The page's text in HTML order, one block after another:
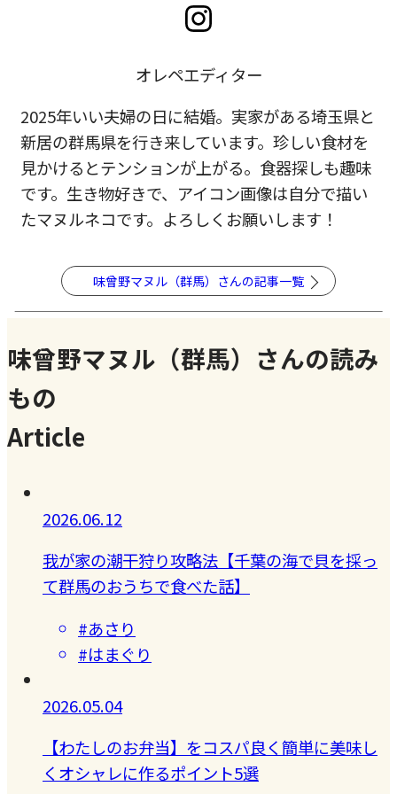
オレペエディター
2025年いい夫婦の日に結婚。 実家がある埼玉県と
新居の群馬県を行き来しています。 珍しい食材を
見かけるとテンションが上がる。 食器探しも趣味
です。生き物好きで、 アイコン画像は自分で描い
たマヌルネコです。 よろしくお願いします！
味曾野マヌル（群馬）さんの記事一覧
味曾野マヌル（群馬）さんの読み
もの
Article
2026.06.12
我が家の潮干狩り攻略法【千葉の海で貝を採っ
て群馬のおうちで食べた話】
#あさり
#はまぐり
2026.05.04
【わたしのお弁当】をコスパ良く簡単に美味し
くオシャレに作るポイント5選